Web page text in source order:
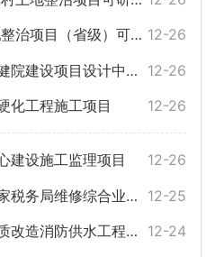
12-26
级）可研及设计编制招标公告
12-26
目设计中标候选人公示
12-26
化工程施工项目
12-26
建设施工监理项目
12-25
修综合业务办公用房项目
12-24
消防供水工程延期公告